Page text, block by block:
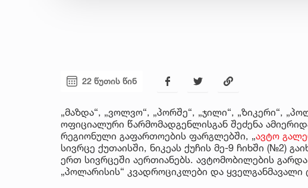
22 წუთის წინ
„მაზდა“, „ვოლვო“, „პორშე“, „ჯილი“, „ზიკერი“,
ოფიციალური წარმომადგენლისგან შეძენა
რეგიონული გაფართოების ფარგლებში, „ავტო
სივრცე ქუთაისში, ნიკეას ქუჩის მე-9 ჩიხში (№2)
ერთ სივრცეში აერთიანებს. ავტომობილების
„პოლარისის“ კვადროციკლები და ყველგანმავალი